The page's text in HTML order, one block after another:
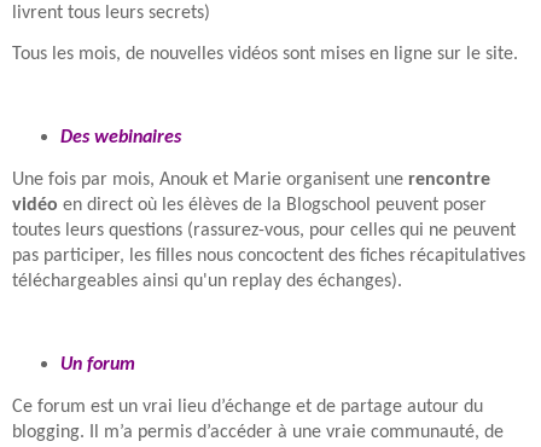
livrent tous leurs secrets)
Tous les mois, de nouvelles vidéos sont mises en ligne sur le site.
Des webinaires
Une fois par mois, Anouk et Marie organisent une rencontre
vidéo en direct où les élèves de la Blogschool peuvent poser
toutes leurs questions (rassurez-vous, pour celles qui ne peuvent
pas participer, les filles nous concoctent des fiches récapitulatives
téléchargeables ainsi qu'un replay des échanges).
Un forum
Ce forum est un vrai lieu d’échange et de partage autour du
blogging. Il m’a permis d’accéder à une vraie communauté, de